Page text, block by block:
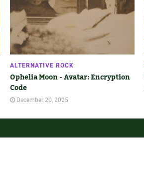
ALTERNATIVE ROCK
Ophelia Moon - Avatar: Encryption
Code
December 20, 2025